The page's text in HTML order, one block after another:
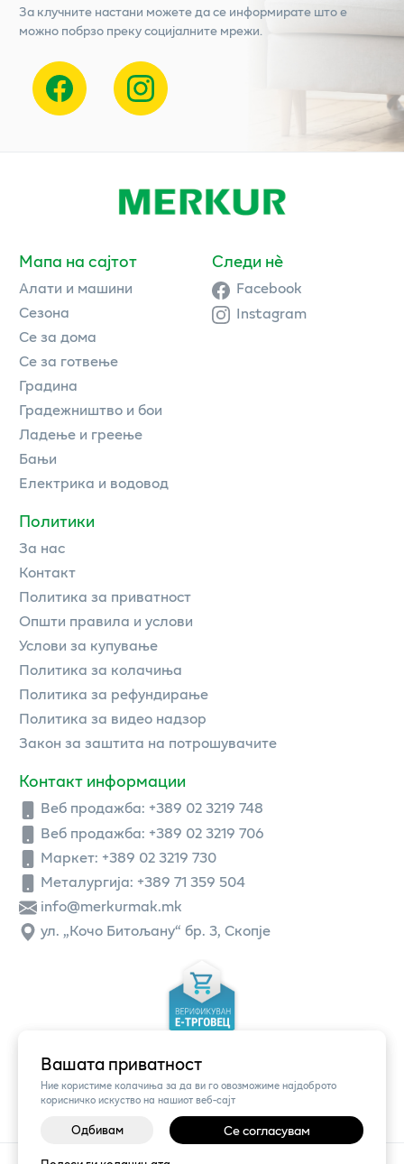
Вашата приватност
Ние користиме колачиња за да ви го овозможиме најдоброто
корисничко искуство на нашиот веб-сајт
Одбивам Се согласувам
За клучните настани можете да се информирате што е
можно побрзо преку социјалните мрежи.
Мапа на сајтот
Алати и машини
Сезона
Се за дома
Се за готвење
Градина
Градежништво и бои
Ладење и греење
Бањи
Електрика и водовод
Политики
За нас
Контакт
Политика за приватност
Општи правила и услови
Услови за купување
Политика за колачиња
Политика за рефундирање
Политика за видео надзор
Закон за заштита на потрошувачите
Контакт информации
Веб продажба: +389 02 3219 748
Веб продажба: +389 02 3219 706
Маркет: +389 02 3219 730
Металургија: +389 71 359 504
info@merkurmak.mk
ул. „Кочо Битољану“ бр. 3, Скопје
Следи нè
Facebook
Instagram